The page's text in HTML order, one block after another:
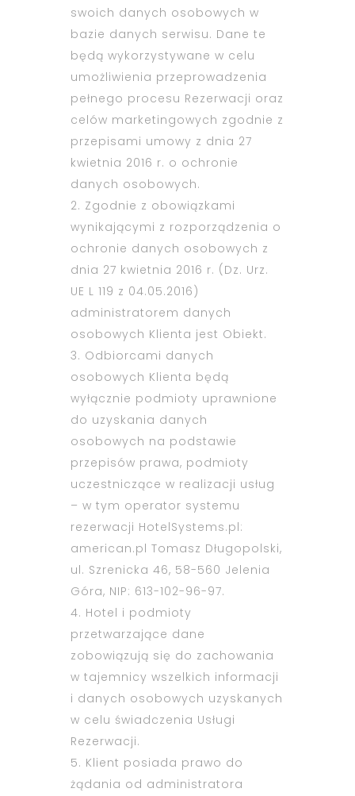
swoich danych osobowych w
bazie danych serwisu. Dane te
będą wykorzystywane w celu
umożliwienia przeprowadzenia
pełnego procesu Rezerwacji oraz
celów marketingowych zgodnie z
przepisami umowy z dnia 27
kwietnia 2016 r. o ochronie
danych osobowych.
2. Zgodnie z obowiązkami
wynikającymi z rozporządzenia o
ochronie danych osobowych z
dnia 27 kwietnia 2016 r. (Dz. Urz.
UE L 119 z 04.05.2016)
administratorem danych
osobowych Klienta jest Obiekt.
3. Odbiorcami danych
osobowych Klienta będą
wyłącznie podmioty uprawnione
do uzyskania danych
osobowych na podstawie
przepisów prawa, podmioty
uczestniczące w realizacji usług
– w tym operator systemu
rezerwacji HotelSystems.pl:
american.pl Tomasz Długopolski,
ul. Szrenicka 46, 58-560 Jelenia
Góra, NIP: 613-102-96-97.
4. Hotel i podmioty
przetwarzające dane
zobowiązują się do zachowania
w tajemnicy wszelkich informacji
i danych osobowych uzyskanych
w celu świadczenia Usługi
Rezerwacji.
5. Klient posiada prawo do
żądania od administratora